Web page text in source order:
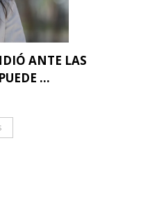
ANTE LAS
...